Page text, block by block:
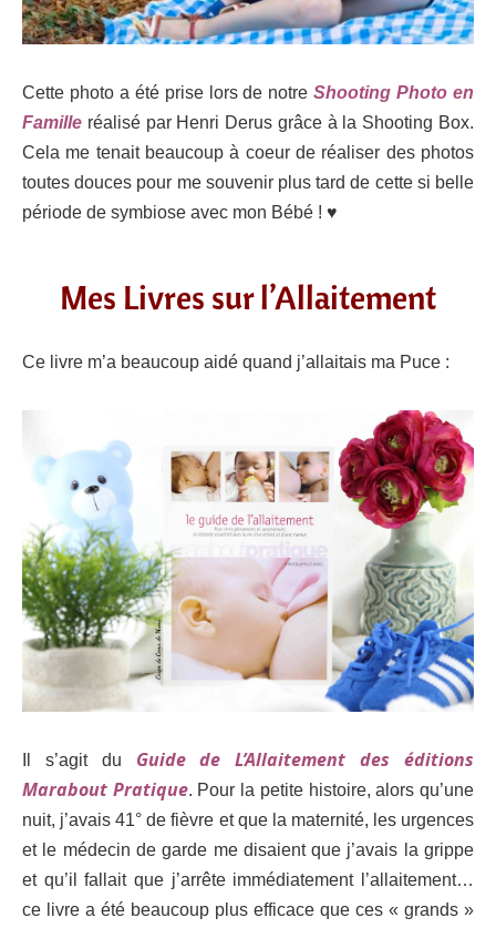
Cette photo a été prise lors de notreShooting Photo en
Famille réalisé par Henri Derus grâce à la Shooting Box.
Cela me tenait beaucoup à coeur de réaliser des photos
toutes douces pour me souvenir plus tard de cette si belle
période de symbiose avec mon Bébé ! ♥
Mes Livres sur l’Allaitement
Ce livre m’a beaucoup aidé quand j’allaitais ma Puce :
l s’agit du Guide de L’Allaitement des éditions
Marabout Pratique. Pour la petite histoire, alors qu’une
nuit, j’avais 41° de fièvre et que la maternité, les urgences
et le médecin de garde me disaient que j’avais la grippe
et qu’il fallait que j’arrête immédiatement l’allaitement…
ce livre a été beaucoup plus efficace que ces « grands »